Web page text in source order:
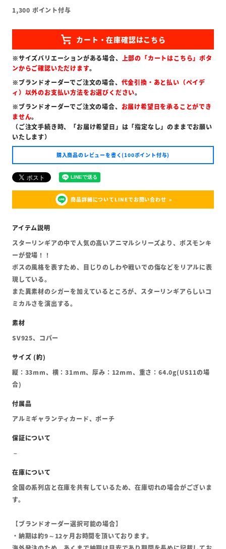
1,300 ポイント付与
※サイズバリエーションがある場合、 上部の「カートはこちら」ボタ
ンからご確認いただけます。
※ブランドオーダーでご注文の場合、 代金引換・あと払い（ペイデ
ィ）以外のお支払い方法をお選びください。
※ブランドオーダーでご注文の場合、 お届け希望日を承ることができ
ません。
（ご注文手続き時、「お届け希望日」は「指定なし」のままでお願い
いたします）
購入商品のレビューを書く(100ポイント付与)
商品詳細についてLINEでお問い合わせ
スターリンギアの中で人気の高いアニマルシリーズより、ボスモンキ
ーが登場！！
ボスの風格を表すため、目じりのしわや戦いでの傷などをリアルに表
現している。
また異素材のシガーを加えているところが、スターリンギアらしいコ
ミカルさを演出する。
SV925、コパー
縦：33mm、横：31mm、厚み：12mm、重さ：64.0g(US11の場
合)
アルミギャランティカード、ポーチ
全国の系列店と在庫を共有しているため、在庫切れの場合がございま
す。
【ブランドオーダー選択可能の場合】
・納期は約9～12ヶ月お時間を頂いております。